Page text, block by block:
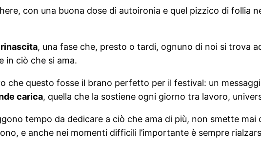
con una buona dose di autoironia e quel pizzico di follia
rinascita, una fase che, presto o tardi, ognuno di noi si trova
in ciò che si ama.
che questo fosse il brano perfetto per il festival: un
carica, quella che la sostiene ogni giorno tra lavoro,
tempo da dedicare a ciò che ama di più, non smette mai
e anche nei momenti difficili l’importante è sempre